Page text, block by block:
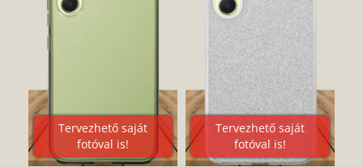
Tervezhető saját
fotóval is!
Tervezhető saját
fotóval is!